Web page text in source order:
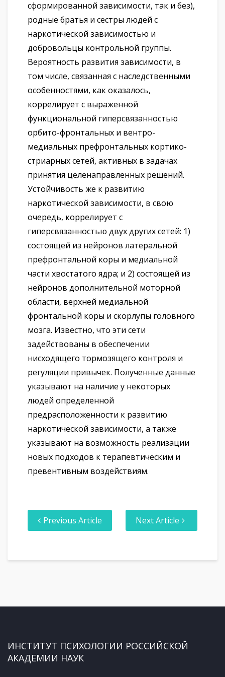
сформированной зависимости, так и без),
родные братья и сестры людей с
наркотической зависимостью и
добровольцы контрольной группы.
Вероятность развития зависимости, в
том числе, связанная с наследственными
особенностями, как оказалось,
коррелирует с выраженной
функциональной гиперсвязанностью
орбито-фронтальных и вентро-
медиальных префронтальных кортико-
стриарных сетей, активных в задачах
принятия целенаправленных решений.
Устойчивость же к развитию
наркотической зависимости, в свою
очередь, коррелирует с
гиперсвязанностью двух других сетей: 1)
состоящей из нейронов латеральной
префронтальной коры и медиальной
части хвостатого ядра; и 2) состоящей из
нейронов дополнительной моторной
области, верхней медиальной
фронтальной коры и скорлупы головного
мозга. Известно, что эти сети
задействованы в обеспечении
нисходящего тормозящего контроля и
регуляции привычек. Полученные данные
указывают на наличие у некоторых
людей определенной
предрасположенности к развитию
наркотической зависимости, а также
указывают на возможность реализации
новых подходов к терапевтическим и
превентивным воздействиям.
Previous Article Next Article
ИНСТИТУТ ПСИХОЛОГИИ РОССИЙСКОЙ
АКАДЕМИИ НАУК